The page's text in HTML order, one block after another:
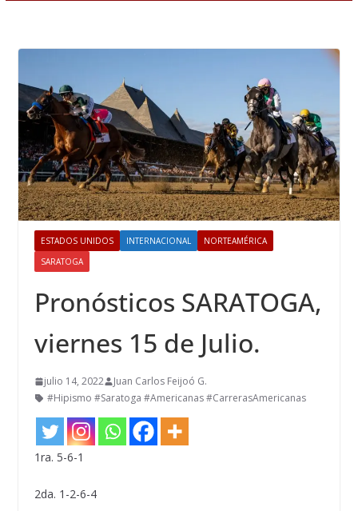
ESTADOS UNIDOS INTERNACIONAL
NORTEAMÉRICA
SARATOGA
Pronósticos SARATOGA,
viernes 15 de Julio.
julio 14, 2022
Juan Carlos Feijoó G.
#Hipismo #Saratoga #Americanas #CarrerasAmericanas
1ra. 5-6-1
2da. 1-2-6-4